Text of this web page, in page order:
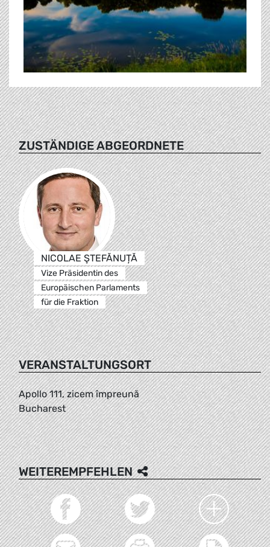
ZUSTÄNDIGE ABGEORDNETE
NICOLAE ŞTEFĂNUȚĂ
Vize Präsidentin des
Europäischen Parlaments
für die Fraktion
VERANSTALTUNGSORT
Apollo 111, zicem împreună
Bucharest
WEITEREMPFEHLEN